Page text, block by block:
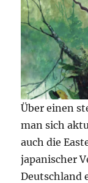
Über einen
man sich
auch die
japanischer
Deutschland